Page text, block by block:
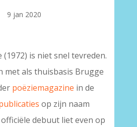
9 jan 2020
(1972) is niet snel tevreden.
met als thuisbasis Brugge
poëziemagazine in de
op zijn naam
debuut liet even op